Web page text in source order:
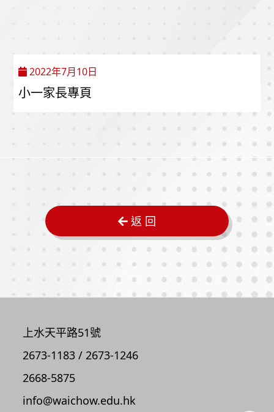
2022年7月10日
小一家長專頁
返 回
上水天平路51號
2673-1183 / 2673-1246
2668-5875